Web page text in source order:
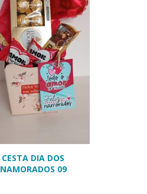
CESTA DIA DOS
NAMORADOS 09